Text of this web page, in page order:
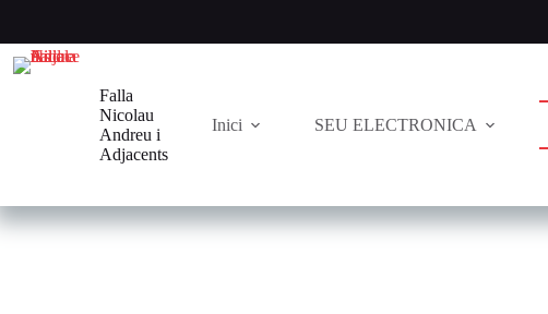
contenido
Falla
Nicolau
Andreu i
Adjacents
Inici SEU ELECTRONICA